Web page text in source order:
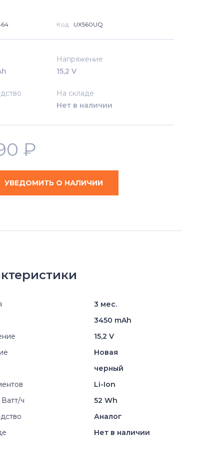
Код: UX560UQ
Напряжение
15,2 V
На складе
Нет в наличии
₽
УВЕДОМИТЬ О НАЛИЧИИ
3 мес.
3450 mAh
15,2 V
Новая
черный
Li-Ion
Ватт/ч
52 Wh
Аналог
Нет в наличии